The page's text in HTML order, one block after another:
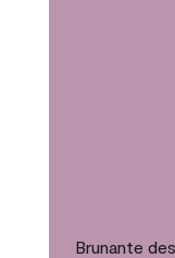
Brunante